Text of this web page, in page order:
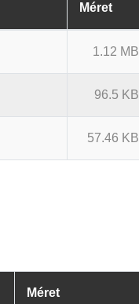
Méret
1.12 MB
96.5 KB
57.46 KB
Méret